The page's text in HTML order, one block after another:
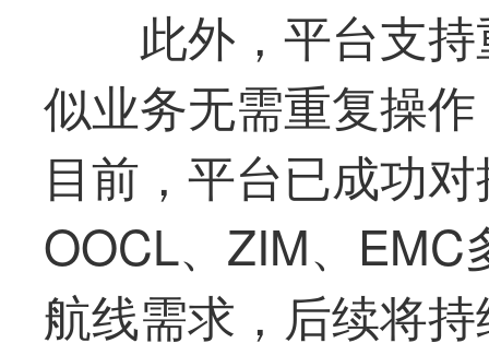
此外，平台支
似业务无需重复操
目前，平台已成功
OOCL、ZIM、EMC
航线需求，后续将